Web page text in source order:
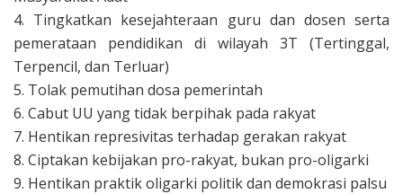
4. Tingkatkan kesejahteraan guru dan dosen serta
pemerataan pendidikan di wilayah 3T (Tertinggal,
Terpencil, dan Terluar)
5. Tolak pemutihan dosa pemerintah
6. Cabut UU yang tidak berpihak pada rakyat
7. Hentikan represivitas terhadap gerakan rakyat
8. Ciptakan kebijakan pro-rakyat, bukan pro-oligarki
9. Hentikan praktik oligarki politik dan demokrasi palsu